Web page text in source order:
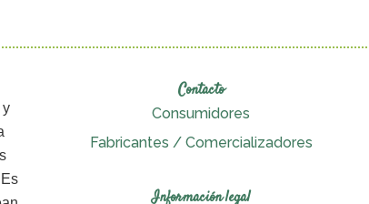
Contacto
Consumidores
Fabricantes / Comercializadores
Información legal